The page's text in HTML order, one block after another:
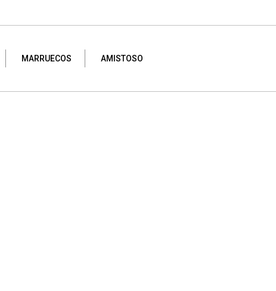
MARRUECOS AMISTOSO